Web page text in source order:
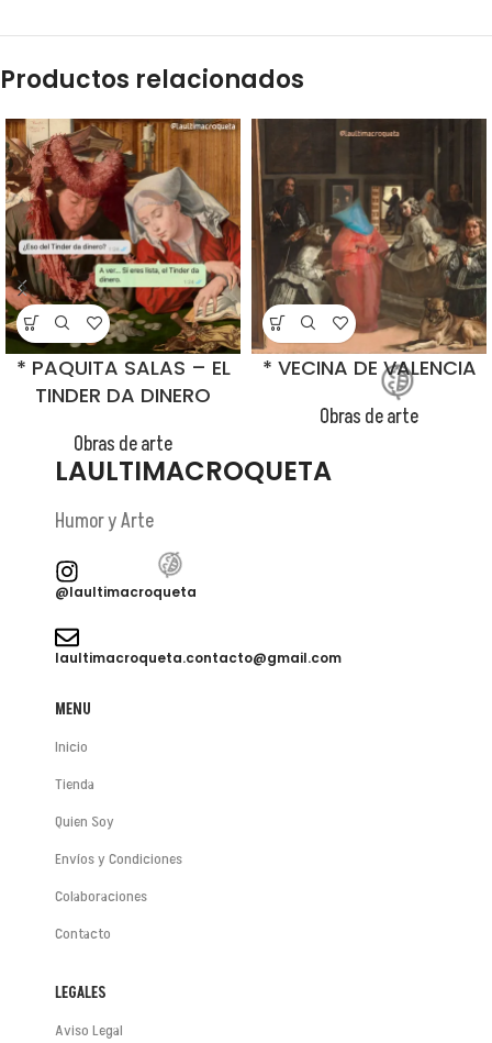
Productos relacionados
* PAQUITA SALAS – EL
TINDER DA DINERO
Obras de arte
* VECINA DE VALENCIA
Obras de arte
LAULTIMACROQUETA
Humor y Arte
@laultimacroqueta
laultimacroqueta.contacto@gmail.com
MENU
Inicio
Tienda
Quien Soy
Envíos y Condiciones
Colaboraciones
Contacto
LEGALES
Aviso Legal
😂
😂